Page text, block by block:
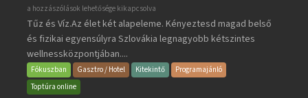
Aquacity
Poprad
·
Wellness
és
Gyógyfürdő
a hozzászólások lehetősége kikapcsolva
Tűz és Víz.Az élet két alapeleme. Kényeztesd magad belső
és fizikai egyensúlyra Szlovákia legnagyobb kétszintes
wellnessközpontjában....
Fókuszban Gasztro / Hotel Kitekintő
Programajánló
Toptúra online